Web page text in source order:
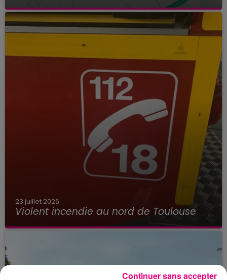
23 juillet 2026
Violent incendie au nord de Toulouse
Continuer sans accepter